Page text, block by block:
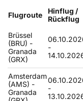
Flugroute
Hinflug /
Rückflug
Brüssel
(BRU) -
Granada
(GRX)
-
Amsterdam
(AMS) -
Granada
-